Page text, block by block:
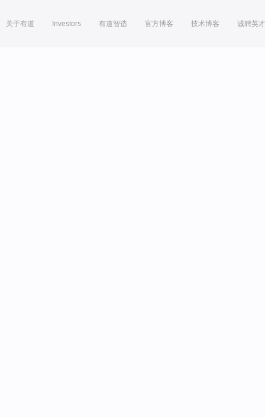
关于有道 Investors 有道智选 官方博客 技术博客 诚聘英才